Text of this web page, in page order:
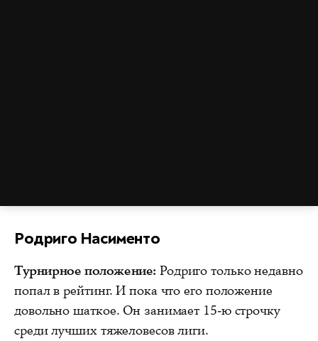
Родриго Насименто
Турнирное положение: Родриго только недавно
попал в рейтинг. И пока что его положение
довольно шаткое. Он занимает 15-ю строчку
среди лучших тяжеловесов лиги.